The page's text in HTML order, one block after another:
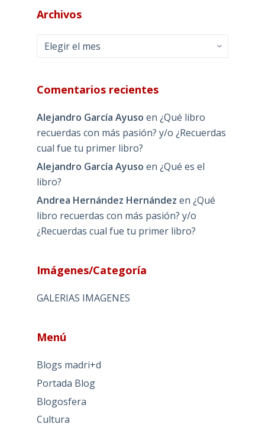
Archivos
Archivos
Comentarios recientes
Alejandro García Ayuso en ¿Qué libro
recuerdas con más pasión? y/o ¿Recuerdas
cual fue tu primer libro?
Alejandro García Ayuso en ¿Qué es el
libro?
Andrea Hernández Hernández en ¿Qué
libro recuerdas con más pasión? y/o
¿Recuerdas cual fue tu primer libro?
Imágenes/Categoría
GALERIAS IMAGENES
Menú
Blogs madri+d
Portada Blog
Blogosfera
Cultura